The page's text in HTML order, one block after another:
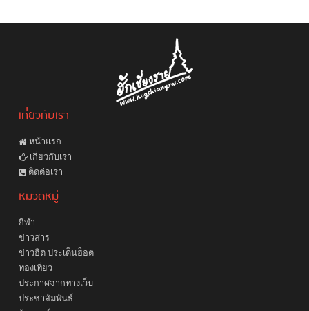
เกี่ยวกับเรา
หน้าแรก
เกี่ยวกับเรา
ติดต่อเรา
หมวดหมู่
กีฬา
ข่าวสาร
ข่าวฮิต ประเด็นฮ็อต
ท่องเที่ยว
ประกาศจากทางเว็บ
ประชาสัมพันธ์